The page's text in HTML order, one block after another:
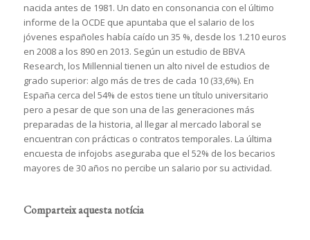
nacida antes de 1981. Un dato en consonancia con el último
informe de la OCDE que apuntaba que el salario de los
jóvenes españoles había caído un 35 %, desde los 1.210 euros
en 2008 a los 890 en 2013. Según un estudio de BBVA
Research, los Millennial tienen un alto nivel de estudios de
grado superior: algo más de tres de cada 10 (33,6%). En
España cerca del 54% de estos tiene un título universitario
pero a pesar de que son una de las generaciones más
preparadas de la historia, al llegar al mercado laboral se
encuentran con prácticas o contratos temporales. La última
encuesta de infojobs aseguraba que el 52% de los becarios
mayores de 30 años no percibe un salario por su actividad.
Comparteix aquesta notícia